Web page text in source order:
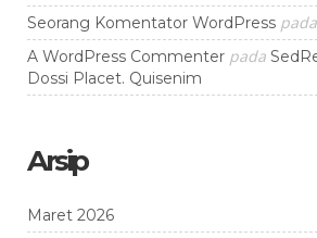
Seorang Komentator WordPress pada
A WordPress Commenter pada
Dossi Placet. Quisenim
Arsip
Maret 2026